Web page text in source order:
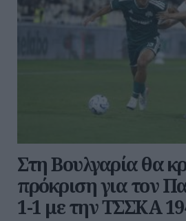
Στη Βουλγαρία θα
πρόκριση για τον
1-1 με την ΤΣΣΚΑ